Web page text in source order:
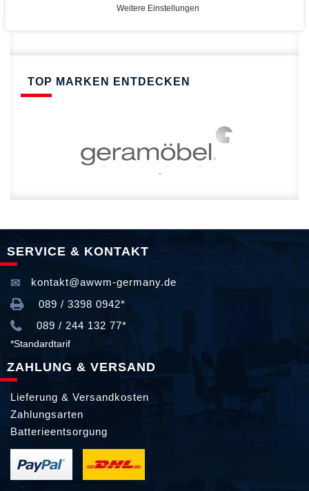
TOP MARKEN ENTDECKEN
SERVICE & KONTAKT
kontakt@awwm-germany.de
089 / 3398 0942*
089 / 244 132 77*
*Standardtarif
ZAHLUNG & VERSAND
Lieferung & Versandkosten
Zahlungsarten
Batterieentsorgung
Weitere Einstellungen